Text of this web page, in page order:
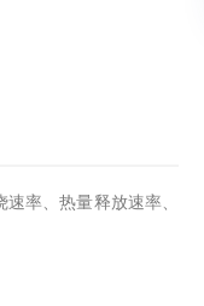
率、热量释放速率、